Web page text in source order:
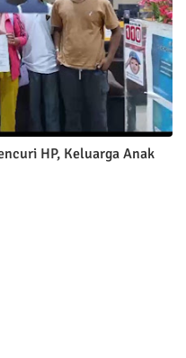
HP, Keluarga Anak